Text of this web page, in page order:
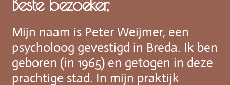
Mijn naam is Peter Weijmer, een
psycholoog gevestigd in Breda. Ik ben
geboren (in 1965) en getogen in deze
prachtige stad. In mijn praktijk